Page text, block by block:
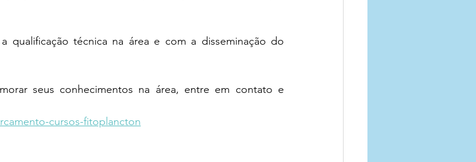
qualificação técnica na área e com a disseminação do
seus conhecimentos na área, entre em contato e
cursos-fitoplancton